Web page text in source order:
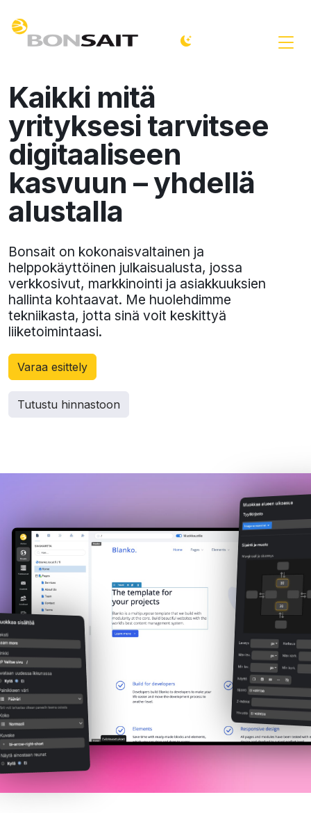
Kaikki mitä
yrityksesi tarvitsee
digitaaliseen
kasvuun – yhdellä
alustalla
Bonsait on kokonaisvaltainen ja
helppokäyttöinen julkaisualusta, jossa
verkkosivut, markkinointi ja asiakkuuksien
hallinta kohtaavat. Me huolehdimme
tekniikasta, jotta sinä voit keskittyä
liiketoimintaasi.
Varaa esittely
Tutustu hinnastoon